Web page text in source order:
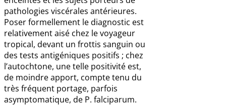
pathologies viscérales antérieures.
Poser formellement le diagnostic est
relativement aisé chez le voyageur
tropical, devant un frottis sanguin ou
des tests antigéniques positifs ; chez
l’autochtone, une telle positivité est,
de moindre apport, compte tenu du
très fréquent portage, parfois
asymptomatique, de P. falciparum.